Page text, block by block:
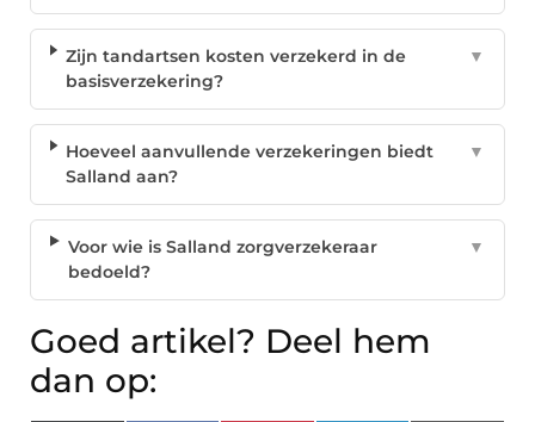
Zijn tandartsen kosten verzekerd in de
basisverzekering?
▼
Hoeveel aanvullende verzekeringen biedt
Salland aan?
▼
Voor wie is Salland zorgverzekeraar
bedoeld?
▼
Goed artikel? Deel hem
dan op: